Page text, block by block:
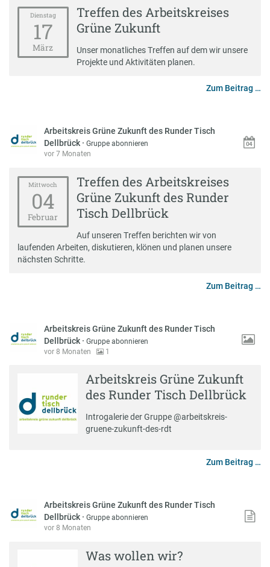
Dienstag
17
März
Treffen des Arbeitskreises
Grüne Zukunft
Unser monatliches Treffen auf dem wir unsere
Projekte und Aktivitäten planen.
Zum Beitrag …
Arbeitskreis Grüne Zukunft des Runder Tisch
Dellbrück ·Gruppe abonnieren
vor 7 Monaten
Mittwoch
04
Februar
Treffen des Arbeitskreises
Grüne Zukunft des Runder
Tisch Dellbrück
Auf unseren Treffen berichten wir von
laufenden Arbeiten, diskutieren, klönen und planen unsere
nächsten Schritte.
Zum Beitrag …
Arbeitskreis Grüne Zukunft des Runder Tisch
Dellbrück ·Gruppe abonnieren
vor 8 Monaten
1
Arbeitskreis Grüne Zukunft
des Runder Tisch Dellbrück
Introgalerie der Gruppe @arbeitskreis-
gruene-zukunft-des-rdt
Zum Beitrag …
Arbeitskreis Grüne Zukunft des Runder Tisch
Dellbrück ·Gruppe abonnieren
vor 8 Monaten
Was wollen wir?